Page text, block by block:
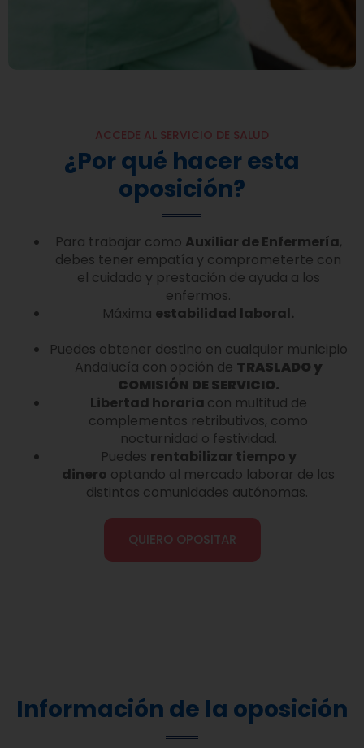
ACCEDE AL SERVICIO DE SALUD
¿Por qué hacer esta
oposición?
Para trabajar como Auxiliar de Enfermería,
debes tener empatía y comprometerte con
el cuidado y prestación de ayuda a los
enfermos.
Máxima estabilidad laboral.
Puedes obtener destino en cualquier municipio
Andalucía con opción de TRASLADO y
COMISIÓN DE SERVICIO.
Libertad horaria con multitud de
complementos retributivos, como
nocturnidad o festividad.
Puedes rentabilizar tiempo y
dinero optando al mercado laborar de las
distintas comunidades autónomas.
QUIERO OPOSITAR
Información de la oposición